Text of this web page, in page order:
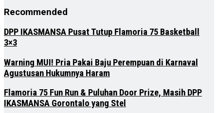
Recommended
DPP IKASMANSA Pusat Tutup Flamoria 75 Basketball
3×3
Warning MUI! Pria Pakai Baju Perempuan di Karnaval
Agustusan Hukumnya Haram
Flamoria 75 Fun Run & Puluhan Door Prize, Masih DPP
IKASMANSA Gorontalo yang Stel